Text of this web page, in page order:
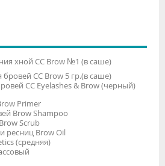
хной CC Brow №1 (в саше)
бровей СС Brow 5 гр.(в саше)
CC Eyelashes & Brow (черный)
Primer
Brow Shampoo
Scrub
ресниц Brow Oil
(средняя)